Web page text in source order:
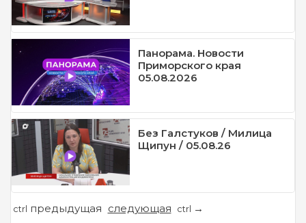
Панорама. Новости
Приморского края
05.08.2026
Без Галстуков / Милица
Щипун / 05.08.26
ctrl предыдущая следующая ctrl →